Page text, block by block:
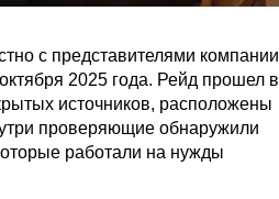
с представителями компании
2025 года. Рейд прошел в
источников, расположены
проверяющие обнаружили
работали на нужды